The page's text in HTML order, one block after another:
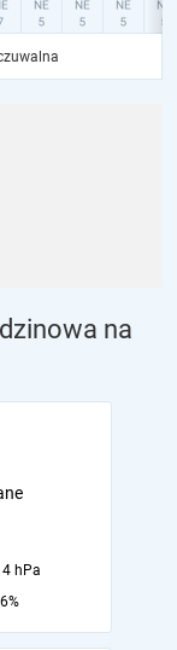
na
hPa